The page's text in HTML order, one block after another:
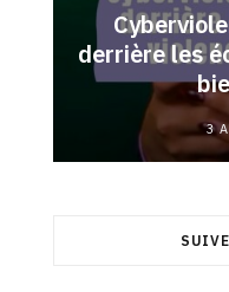
derrière les
3